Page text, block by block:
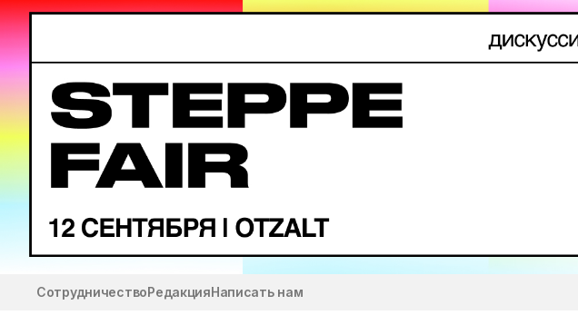
СотрудничествоРедакцияНаписать нам